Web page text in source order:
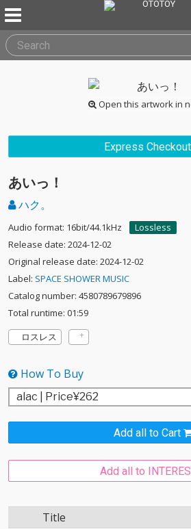
Open this artwork in
Express Checkout
あいっ！
ハク。
Audio format: 16bit/44.1kHz
Lossless
Release date: 2024-12-02
Original release date: 2024-12-02
Label: SPACE SHOWER MUSIC
Catalog number: 4580789679896
Total runtime: 01:59
ロスレス
How To Buy
Add all to Cart
Add all to
Title